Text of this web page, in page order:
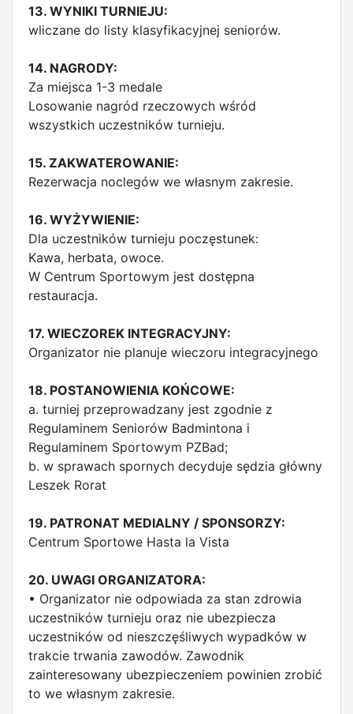
13. WYNIKI TURNIEJU:
wliczane do listy klasyfikacyjnej seniorów.
14. NAGRODY:
Za miejsca 1-3 medale
Losowanie nagród rzeczowych wśród
wszystkich uczestników turnieju.
15. ZAKWATEROWANIE:
Rezerwacja noclegów we własnym zakresie.
16. WYŻYWIENIE:
Dla uczestników turnieju poczęstunek:
Kawa, herbata, owoce.
W Centrum Sportowym jest dostępna
restauracja.
17. WIECZOREK INTEGRACYJNY:
Organizator nie planuje wieczoru integracyjnego
18. POSTANOWIENIA KOŃCOWE:
a. turniej przeprowadzany jest zgodnie z
Regulaminem Seniorów Badmintona i
Regulaminem Sportowym PZBad;
b. w sprawach spornych decyduje sędzia główny
Leszek Rorat
19. PATRONAT MEDIALNY / SPONSORZY:
Centrum Sportowe Hasta la Vista
20. UWAGI ORGANIZATORA:
• Organizator nie odpowiada za stan zdrowia
uczestników turnieju oraz nie ubezpiecza
uczestników od nieszczęśliwych wypadków w
trakcie trwania zawodów. Zawodnik
zainteresowany ubezpieczeniem powinien zrobić
to we własnym zakresie.